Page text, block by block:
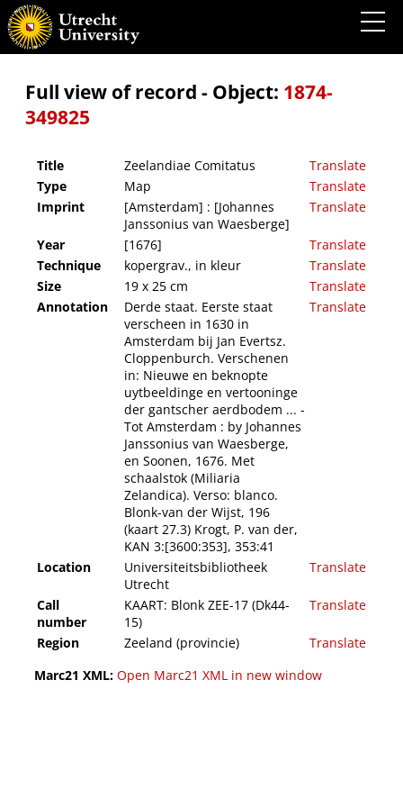
Zeelandiae Comitatus
Full view of record - Object: 1874-
349825
Title Zeelandiae Comitatus
Translate
Type
Map
Translate
Imprint
[Amsterdam] : [Johannes
Janssonius van Waesberge]
Translate
Year [1676]
Translate
Technique
kopergrav., in kleur
Translate
Size
19 x 25 cm
Translate
Annotation
Derde staat. Eerste staat
verscheen in 1630 in
Amsterdam bij Jan Evertsz.
Cloppenburch. Verschenen
in: Nieuwe en beknopte
uytbeeldinge en vertooninge
der gantscher aerdbodem ... -
Tot Amsterdam : by Johannes
Janssonius van Waesberge,
en Soonen, 1676. Met
schaalstok (Miliaria
Zelandica). Verso: blanco.
Blonk-van der Wijst, 196
(kaart 27.3) Krogt, P. van der,
KAN 3:[3600:353], 353:41
Translate
Location
Universiteitsbibliotheek
Utrecht
Translate
Call
number
KAART: Blonk ZEE-17 (Dk44-
15)
Translate
Region Zeeland (provincie)
Translate
Marc21 XML: Open Marc21 XML in new window